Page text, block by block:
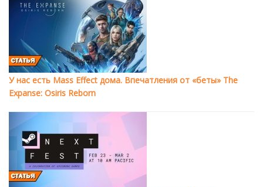
У нас есть Mass Effect дома. Впечатления от «беты» The
Expanse: Osiris Reborn